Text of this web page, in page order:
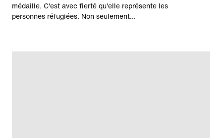
médaille. C'est avec fierté qu'elle représente les
personnes réfugiées. Non seulement...